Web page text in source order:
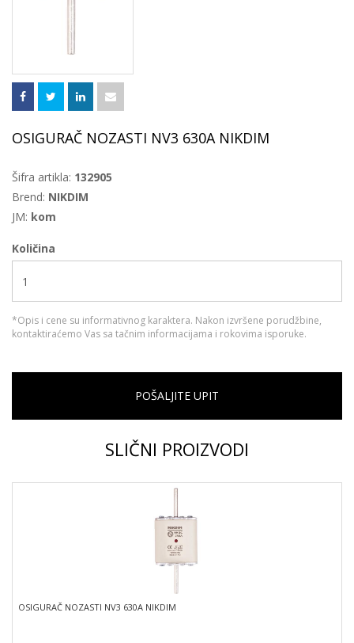
OSIGURAČ NOZASTI NV3 630A NIKDIM
Šifra artikla: 132905
Brend: NIKDIM
JM: kom
Količina
*Opis i cene su informativnog karaktera. Nakon izvršene porudžbine,
kontaktiraćemo Vas sa tačnim informacijama i rokovima isporuke.
POŠALJITE UPIT
SLIČNI PROIZVODI
OSIGURAČ NOZASTI NV3 630A NIKDIM